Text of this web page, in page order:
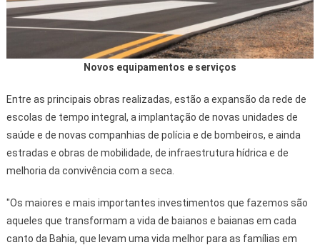
Novos equipamentos e serviços
Entre as principais obras realizadas, estão a expansão da rede de
escolas de tempo integral, a implantação de novas unidades de
saúde e de novas companhias de polícia e de bombeiros, e ainda
estradas e obras de mobilidade, de infraestrutura hídrica e de
melhoria da convivência com a seca.
"Os maiores e mais importantes investimentos que fazemos são
aqueles que transformam a vida de baianos e baianas em cada
canto da Bahia, que levam uma vida melhor para as famílias em